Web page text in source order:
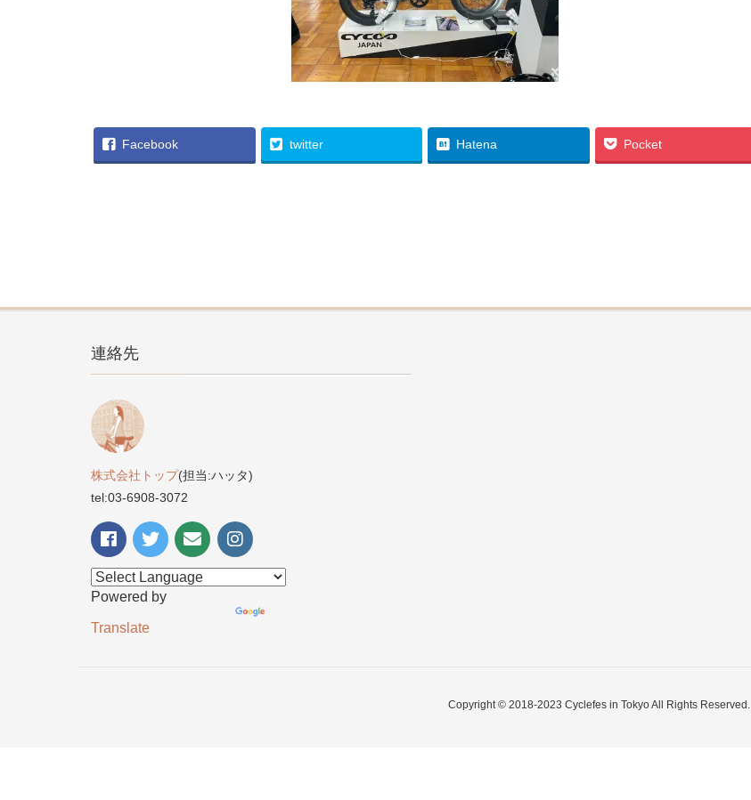
Facebook twitter Hatena Pocket
連絡先
株式会社トップ(担当:ハッタ)
tel:03-6908-3072
Powered by
Translate
Copyright © 2018-2023 Cyclefes in Tokyo All Rights Reserved.